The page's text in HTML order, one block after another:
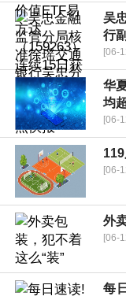
吴
行
[06-
华
均
[06-
[06-
外
[06-
每